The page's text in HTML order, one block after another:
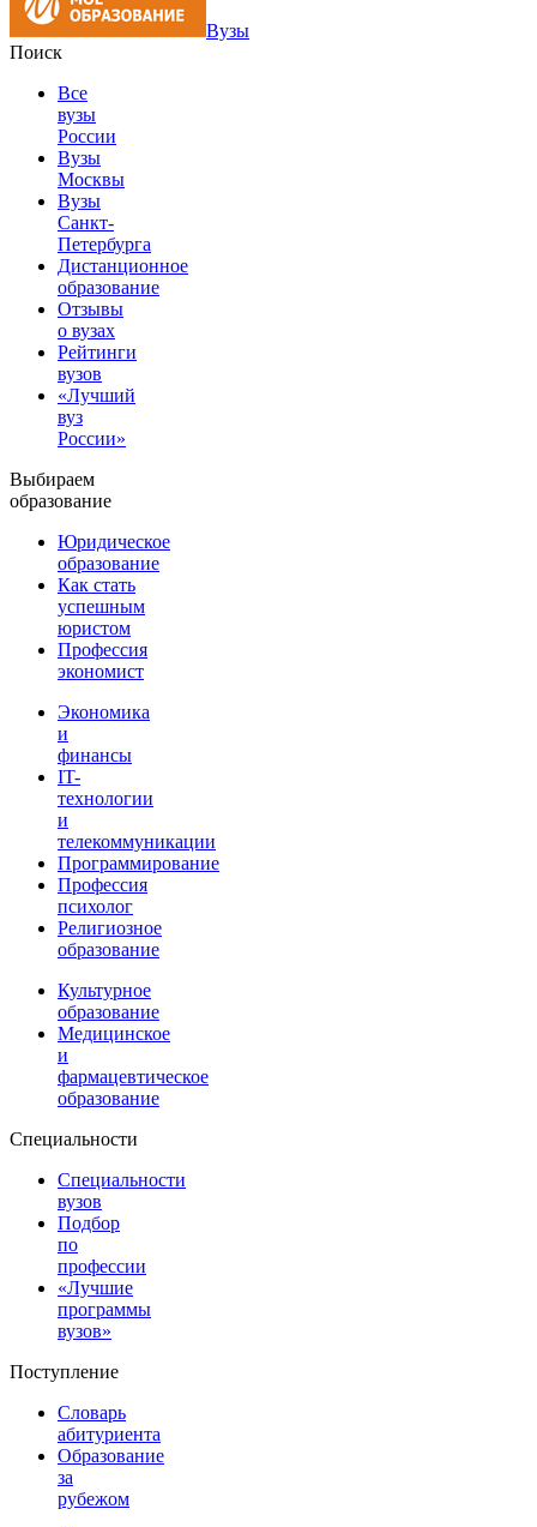
Вузы
Поиск
Все
вузы
России
Вузы
Москвы
Вузы
Санкт-
Петербурга
Дистанционное
образование
Отзывы
о вузах
Рейтинги
вузов
«Лучший
вуз
России»
Выбираем
образование
Юридическое
образование
Как стать
успешным
юристом
Профессия
экономист
Экономика
и
финансы
IT-
технологии
и
телекоммуникации
Программирование
Профессия
психолог
Религиозное
образование
Культурное
образование
Медицинское
и
фармацевтическое
образование
Специальности
Специальности
вузов
Подбор
по
профессии
«Лучшие
программы
вузов»
Поступление
Словарь
абитуриента
Образование
за
рубежом